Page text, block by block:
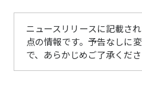
ニュースリリースに記載さ
点の情報です。予告なしに
で、あらかじめご了承くださ